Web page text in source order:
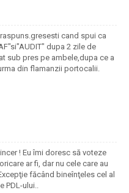
cand spui ca
dupa 2 zile de
sub pres pe ambele,dupa ce a
din flamanzii portocalii.
! Eu îmi doresc să voteze
ar fi, dar nu cele care au
făcând bineînţeles cel al
ului..